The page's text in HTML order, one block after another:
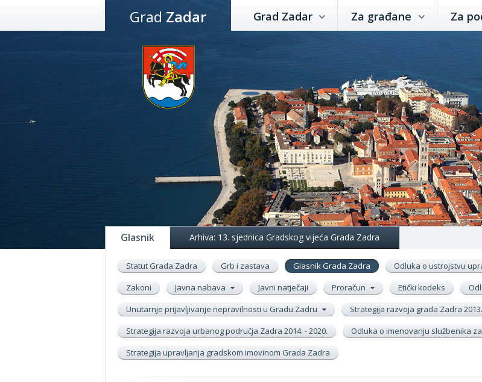
Preskoči
Grad Zadar Grad Zadar Za građane Za
Glasnik Arhiva: 13. sjednica Gradskog vijeća Grada Zadra
Statut Grada Zadra Grb i zastava Glasnik Grada Zadra Odluka o ustrojstvu
Zakoni
Javna nabava Javni natječaji Proračun Etički kodeks
Unutarnje prijavljivanje nepravilnosti u Gradu Zadru
Strategija razvoja grada Zadra
Strategija razvoja urbanog područja Zadra 2014. - 2020.
Odluka o imenovanju službenika
Strategija upravljanja gradskom imovinom Grada Zadra